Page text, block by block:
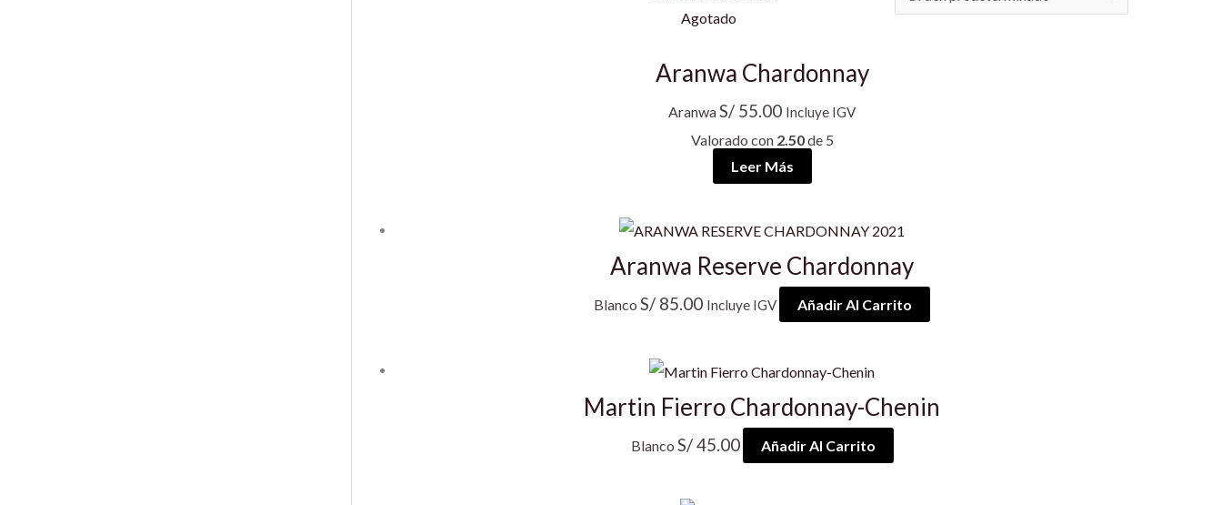
Agotado
Aranwa Chardonnay
AranwaS/ 55.00 Incluye IGV
Valorado con 2.50de 5
Leer Más
Aranwa Reserve Chardonnay
Blanco S/ 85.00 Incluye IGV Añadir Al Carrito
Martin Fierro Chardonnay-Chenin
Blanco S/45.00 Añadir Al Carrito